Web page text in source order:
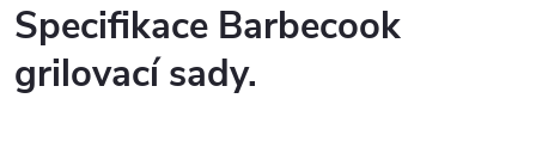
Specifikace Barbecook
grilovací sady.